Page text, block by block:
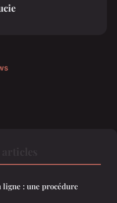
ligne : une procédure